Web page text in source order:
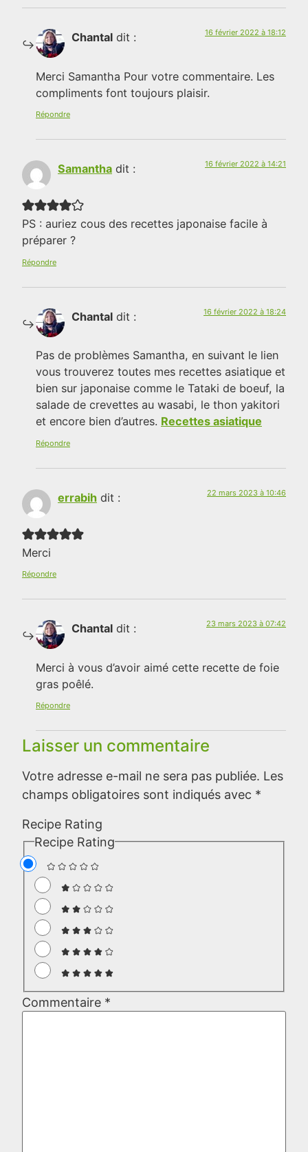
Chantal dit : 16 février 2022 à 18:12
Merci Samantha Pour votre commentaire. Les
compliments font toujours plaisir.
Répondre
Samantha dit : 16 février 2022 à 14:21
PS : auriez cous des recettes japonaise facile à
préparer ?
Répondre
Chantal dit : 16 février 2022 à 18:24
Pas de problèmes Samantha, en suivant le lien
vous trouverez toutes mes recettes asiatique et
bien sur japonaise comme le Tataki de boeuf, la
salade de crevettes au wasabi, le thon yakitori
et encore bien d’autres. Recettes asiatique
Répondre
errabih dit : 22 mars 2023 à 10:46
Merci
Répondre
Chantal dit : 23 mars 2023 à 07:42
Merci à vous d’avoir aimé cette recette de foie
gras poêlé.
Répondre
Laisser un commentaire
Votre adresse e-mail ne sera pas publiée. Les
champs obligatoires sont indiqués avec *
Recipe Rating
Recipe Rating
Commentaire *